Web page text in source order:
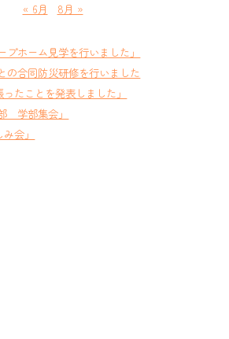
« 6月 8月 »
プホーム見学を行いました」
の合同防災研修を行いました
たことを発表しました」
学部集会」
会」